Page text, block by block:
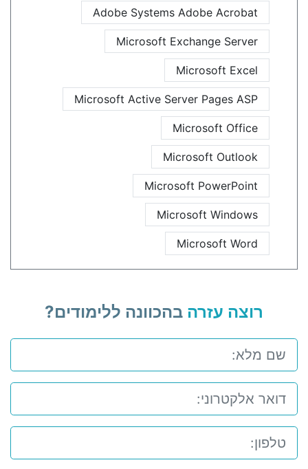
Adobe Systems Adobe Acrobat
Microsoft Exchange Server
Microsoft Excel
Microsoft Active Server Pages ASP
Microsoft Office
Microsoft Outlook
Microsoft PowerPoint
Microsoft Windows
Microsoft Word
רוצה עזרה בהכוונה ללימודים?